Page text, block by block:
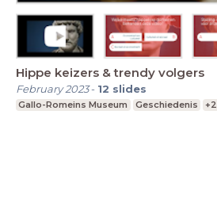
Hippe keizers & trendy volgers
February 2023- 12 slides
Gallo-Romeins Museum Geschiedenis +2